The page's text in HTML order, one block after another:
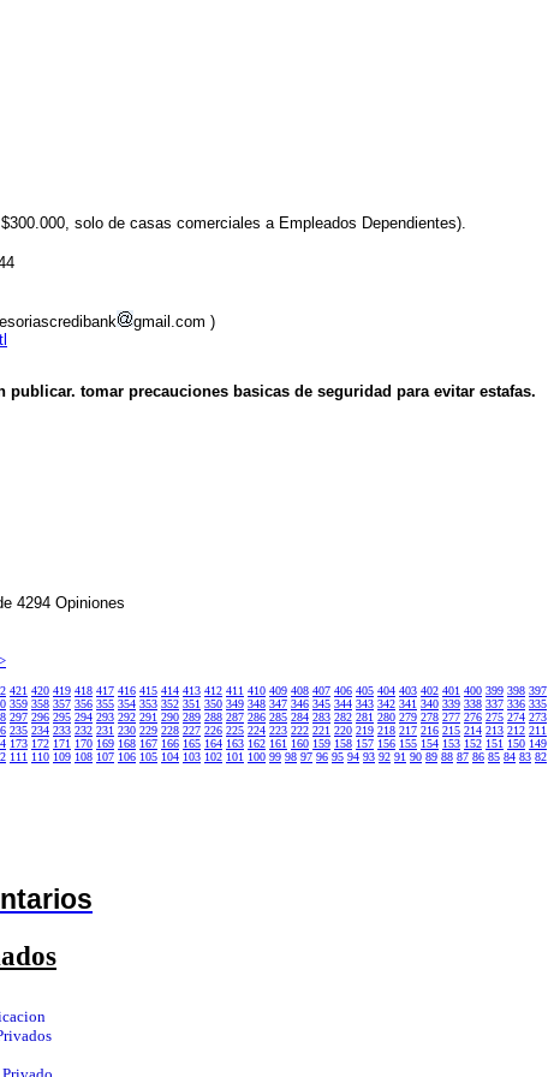
solo de casas comerciales a Empleados Dependientes).
gmail.com )
publicar. tomar precauciones basicas de seguridad para evitar estafas.
4294 Opiniones
421 420 419 418 417 416 415 414 413 412 411 410 409 408 407 406 405 404 403 402 401 400 399 398 397
359 358 357 356 355 354 353 352 351 350 349 348 347 346 345 344 343 342 341 340 339 338 337 336 335
297 296 295 294 293 292 291 290 289 288 287 286 285 284 283 282 281 280 279 278 277 276 275 274 273
235 234 233 232 231 230 229 228 227 226 225 224 223 222 221 220 219 218 217 216 215 214 213 212 211
173 172 171 170 169 168 167 166 165 164 163 162 161 160 159 158 157 156 155 154 153 152 151 150 149
111 110 109 108 107 106 105 104 103 102 101 100 99 98 97 96 95 94 93 92 91 90 89 88 87 86 85 84 83 82